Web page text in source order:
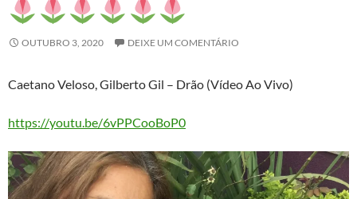
OUTUBRO 3, 2020 DEIXE UM COMENTÁRIO
Caetano Veloso, Gilberto Gil – Drão (Vídeo Ao Vivo)
https://youtu.be/6vPPCooBoP0